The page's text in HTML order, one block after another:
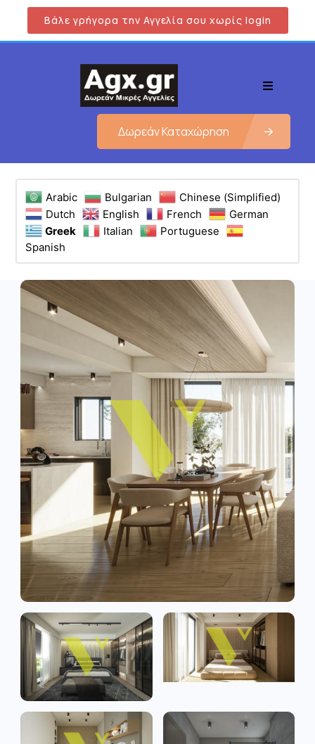
Βάλε γρήγορα την Αγγελία σου χωρίς login
Δωρεάν Καταχώρηση
Arabic Bulgarian
Chinese (Simplified)
Dutch
English French
German
Greek
Italian
Portuguese
Spanish